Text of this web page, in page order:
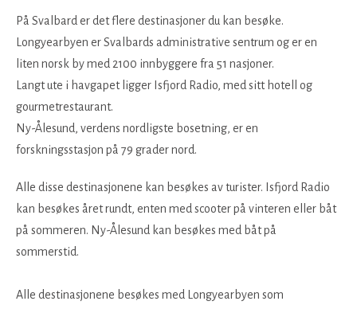
På Svalbard er det flere destinasjoner du kan besøke.
Longyearbyen er Svalbards administrative sentrum og er en
liten norsk by med 2100 innbyggere fra 51 nasjoner.
Langt ute i havgapet ligger Isfjord Radio, med sitt hotell og
gourmetrestaurant.
Ny-Ålesund, verdens nordligste bosetning, er en
forskningsstasjon på 79 grader nord.
Alle disse destinasjonene kan besøkes av turister. Isfjord Radio
kan besøkes året rundt, enten med scooter på vinteren eller båt
på sommeren. Ny-Ålesund kan besøkes med båt på
sommerstid.
Alle destinasjonene besøkes med Longyearbyen som